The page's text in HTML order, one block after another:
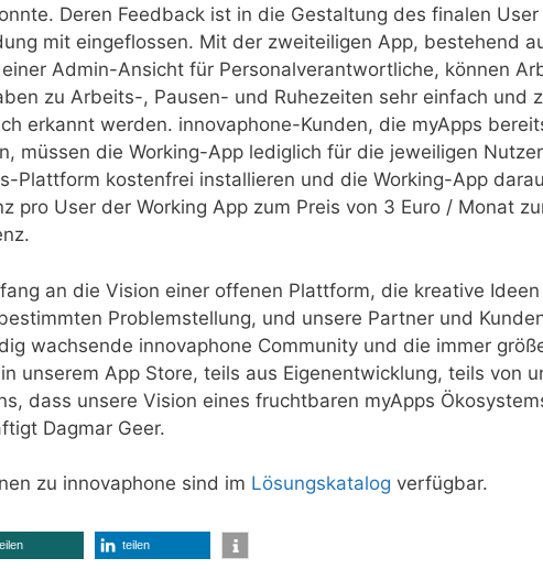
Deren Feedback ist in die Gestaltung des finalen
mit eingeflossen. Mit der zweiteiligen App, bestehend
Admin-Ansicht für Personalverantwortliche, können
zu Arbeits-, Pausen- und Ruhezeiten sehr einfach und
erkannt werden. innovaphone-Kunden, die myApps
müssen die Working-App lediglich für die jeweiligen
Plattform kostenfrei installieren und die Working-App
pro User der Working App zum Preis von 3 Euro / Monat
an die Vision einer offenen Plattform, die kreative
Problemstellung, und unsere Partner und
wachsende innovaphone Community und die immer
unserem App Store, teils aus Eigenentwicklung, teils von
dass unsere Vision eines fruchtbaren myApps
Dagmar Geer.
zu innovaphone sind im Lösungskatalog verfügbar.
teilen